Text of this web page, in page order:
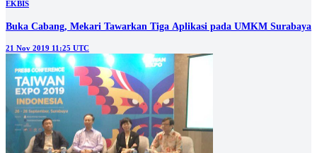
EKBIS
Buka Cabang, Mekari Tawarkan Tiga Aplikasi pada UMKM Surabaya
21 Nov 2019 11:25 UTC